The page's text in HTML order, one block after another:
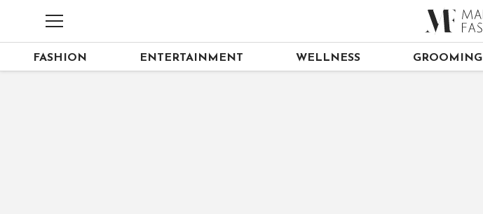
FASHION ENTERTAINMENT WELLNESS GROOMING